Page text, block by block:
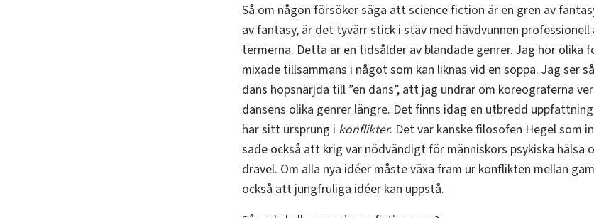
Så om någon försöker säga att science fiction är en gren av
av fantasy, är det tyvärr stick i stäv med hävdvunnen professionell
termerna. Detta är en tidsålder av blandade genrer. Jag hör olika
mixade tillsammans i något som kan liknas vid en soppa. Jag ser
dans hopsnärjda till ”en dans”, att jag undrar om koreograferna
dansens olika genrer längre. Det finns idag en utbredd
har sitt ursprung i konflikter. Det var kanske filosofen Hegel som
sade också att krig var nödvändigt för människors psykiska hälsa
dravel. Om alla nya idéer måste växa fram ur konflikten mellan
också att jungfruliga idéer kan uppstå.